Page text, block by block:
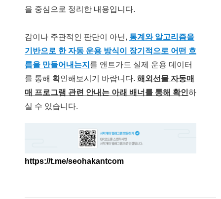
을 중심으로 정리한 내용입니다.
감이나 주관적인 판단이 아닌, 통계와 알고리즘을
기반으로 한 자동 운용 방식이 장기적으로 어떤 흐
름을 만들어내는지 를 앤트가드 실제 운용 데이터
를 통해 확인해보시기 바랍니다. 해외선물 자동매
매 프로그램 관련 안내는 아래 배너를 통해 확인하
실 수 있습니다.
https://t.me/seohakantcom